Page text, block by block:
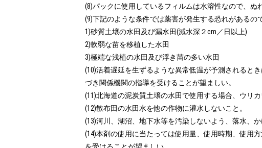
(8)パックに使用しているフィルムは水溶性なので、ぬ
(9)下記のような条件では薬害が発生する恐れがあるの
1)砂質土壌の水田及び漏水田(減水深２cm／日以上)
2)軟弱な苗を移植した水田
3)極端な浅植の水田及び浮き苗の多い水田
(10)活着遅延を生ずるような異常低温が予測されると
づき関係機関の指導を受けることが望ましい。
(11)北海道の泥炭質土壌の水田で使用する場合、ウリ
(12)散布田の水田水を他の作物に灌水しないこと。
(13)河川、湖沼、地下水等を汚染しないよう、落水、か
(14)本剤の使用に当たっては使用量、使用時期、使用